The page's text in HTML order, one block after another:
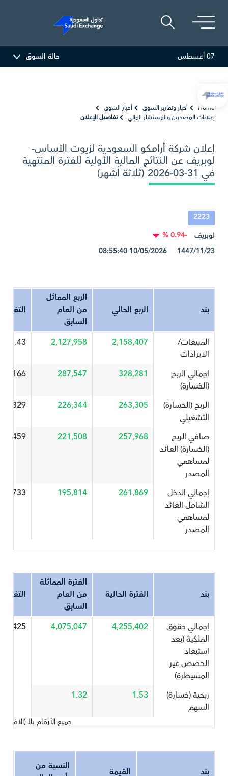
07 أغسطس حالة السوق
Home أخبار وتقارير السوق
أخبار السوق
إعلانات المصدرين والمستشار المالي
تفاصيل الإعلان
إعلان شركة أرامكو السعودية لزيوت الأساس-
لوبريف عن النتائج المالية الأولية للفترة المنتهية
في 31-03-2026 (ثلاثة أشهر)
2223
لوبريف
-0.94 %
1447/11/23 10/05/2026 08:55:40
بند الربع الحالي
الربع المماثل
من العام
السابق
التغير%
المبيعات/
الايرادات
2,158,407
2,127,958
1.43
اجمالي الربح
(الخسارة)
328,281
287,547
14.166
الربح (الخسارة)
التشغيلي
263,305
226,344
16.329
صافي الربح
(الخسارة) العائد
لمساهمي
المصدر
257,968
221,508
16.459
إجمالي الدخل
الشامل العائد
لمساهمي
المصدر
261,869
195,814
33.733
بند الفترة الحالية
الفترة المماثلة
من العام
السابق
التغير%
إجمالي حقوق
الملكية (بعد
استبعاد
الحصص غير
المسيطرة)
4,255,402
4,075,047
4.425
ربحية (خسارة)
السهم
1.53
1.32
جميع الأرقام بالـ
بند القيمة
النسبة من